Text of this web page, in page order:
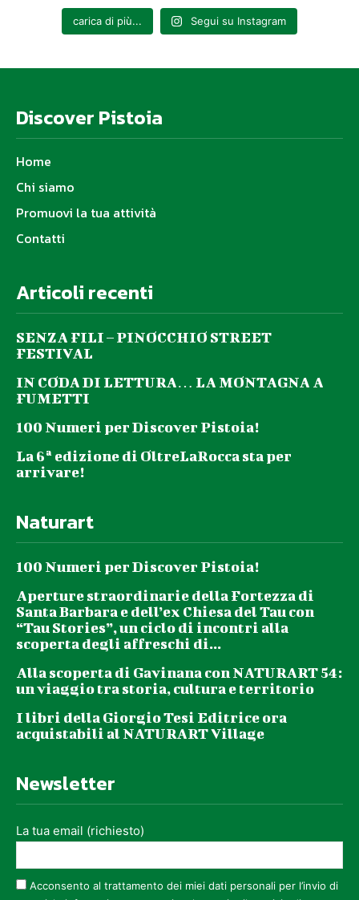
carica di più... Segui su Instagram
Discover Pistoia
Home
Chi siamo
Promuovi la tua attività
Contatti
Articoli recenti
SENZA FILI – PINOCCHIO STREET
FESTIVAL
IN CODA DI LETTURA… LA MONTAGNA A
FUMETTI
100 Numeri per Discover Pistoia!
La 6ª edizione di OltreLaRocca sta per
arrivare!
Naturart
100 Numeri per Discover Pistoia!
Aperture straordinarie della Fortezza di
Santa Barbara e dell’ex Chiesa del Tau con
“Tau Stories”, un ciclo di incontri alla
scoperta degli affreschi di...
Alla scoperta di Gavinana con NATURART 54:
un viaggio tra storia, cultura e territorio
I libri della Giorgio Tesi Editrice ora
acquistabili al NATURART Village
Newsletter
La tua email (richiesto)
Acconsento al trattamento dei miei dati personali per l’invio di